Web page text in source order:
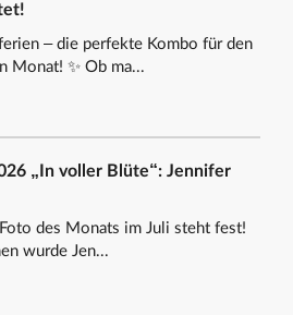
– die perfekte Kombo für den
Monat! ✨ Ob ma...
„In voller Blüte“: Jennifer
des Monats im Juli steht fest!
wurde Jen...